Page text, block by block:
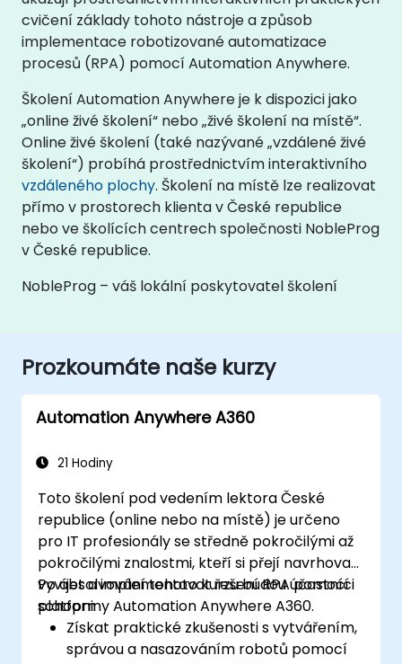
cvičení základy tohoto nástroje a způsob
implementace robotizované automatizace
procesů (RPA) pomocí Automation Anywhere.
Školení Automation Anywhere je k dispozici jako
„online živé školení“ nebo „živé školení na místě“.
Online živé školení (také nazývané „vzdálené živé
školení“) probíhá prostřednictvím interaktivního
vzdáleného plochy. Školení na místě lze realizovat
přímo v prostorech klienta v České republice
nebo ve školících centrech společnosti NobleProg
v České republice.
NobleProg – váš lokální poskytovatel školení
Prozkoumáte naše kurzy
Automation Anywhere A360
21 Hodiny
Toto školení pod vedením lektora České
republice (online nebo na místě) je určeno
pro IT profesionály se středně pokročilými až
pokročilými znalostmi, kteří si přejí navrhovat,
vyvíjet a implementovat řešení RPA pomocí
platformy Automation Anywhere A360.
Po absolvování tohoto kurzu budou účastníci
schopni:
Získat praktické zkušenosti s vytvářením,
správou a nasazováním robotů pomocí